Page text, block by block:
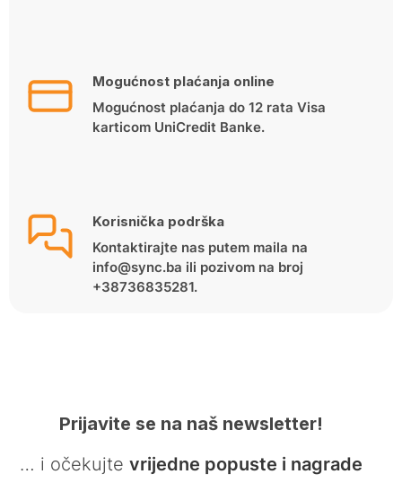
Mogućnost plaćanja online
Mogućnost plaćanja do 12 rata Visa
karticom UniCredit Banke.
Korisnička podrška
Kontaktirajte nas putem maila na
info@sync.ba ili pozivom na broj
+38736835281.
Prijavite se na naš newsletter!
… i očekujte vrijedne popuste i nagrade